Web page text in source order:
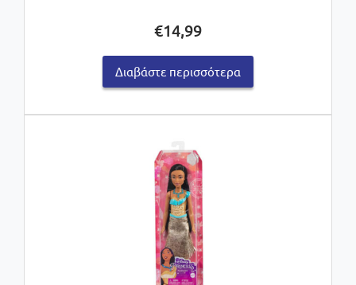
€14,99
Διαβάστε περισσότερα